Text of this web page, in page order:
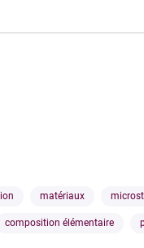
ion matériaux
composition élémentaire